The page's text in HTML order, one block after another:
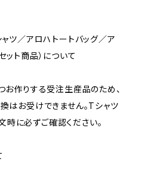
ツ／アロハトートバッグ／ア
ット商品）について
お作りする受注生産品のため、
はお受けできません。Tシャツ
時に必ずご確認ください。